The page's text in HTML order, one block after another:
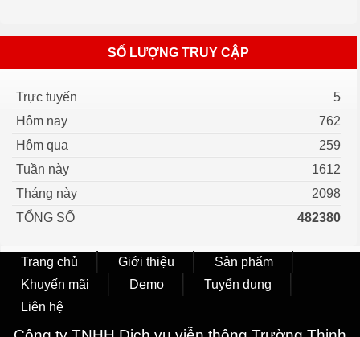
SỐ LƯỢNG TRUY CẬP
Trực tuyến
5
Hôm nay
762
Hôm qua
259
Tuần này
1612
Tháng này
2098
TỔNG SỐ
482380
Trang chủ Giới thiệu
Sản phẩm
Khuyến mãi
Demo
Tuyển dụng
Liên hệ